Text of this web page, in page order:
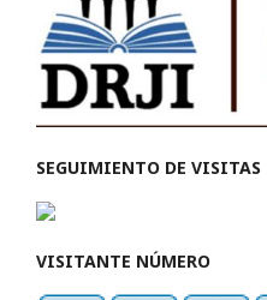
SEGUIMIENTO DE VISITAS
VISITANTE NÚMERO